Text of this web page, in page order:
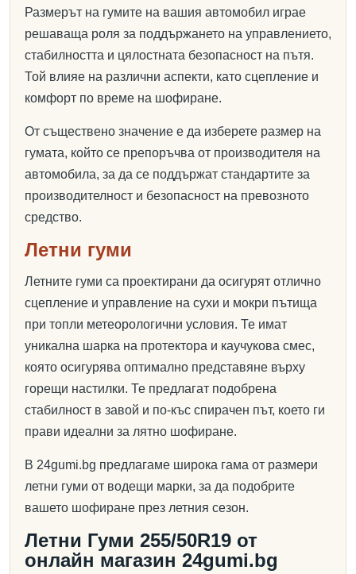
Размерът на гумите на вашия автомобил играе
решаваща роля за поддържането на управлението,
стабилността и цялостната безопасност на пътя.
Той влияе на различни аспекти, като сцепление и
комфорт по време на шофиране.
От съществено значение е да изберете размер на
гумата, който се препоръчва от производителя на
автомобила, за да се поддържат стандартите за
производителност и безопасност на превозното
средство.
Летни гуми
Летните гуми са проектирани да осигурят отлично
сцепление и управление на сухи и мокри пътища
при топли метеорологични условия. Те имат
уникална шарка на протектора и каучукова смес,
която осигурява оптимално представяне върху
горещи настилки. Те предлагат подобрена
стабилност в завой и по-къс спирачен път, което ги
прави идеални за лятно шофиране.
В 24gumi.bg предлагаме широка гама от размери
летни гуми от водещи марки, за да подобрите
вашето шофиране през летния сезон.
Летни Гуми 255/50R19 от
онлайн магазин 24gumi.bg